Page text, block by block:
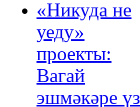
«Никуда не
уеду»
проекты:
Вагай
эшмәкәре үз